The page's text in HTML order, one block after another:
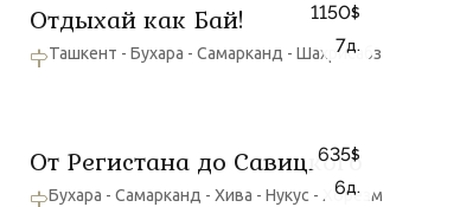
Отдыхай как Бай!
Ташкент - Бухара - Самарканд - Шахрисабз
1150$
7д.
От Регистана до Савицкого
Бухара - Самарканд - Хива - Нукус - Хорезм
635$
6д.